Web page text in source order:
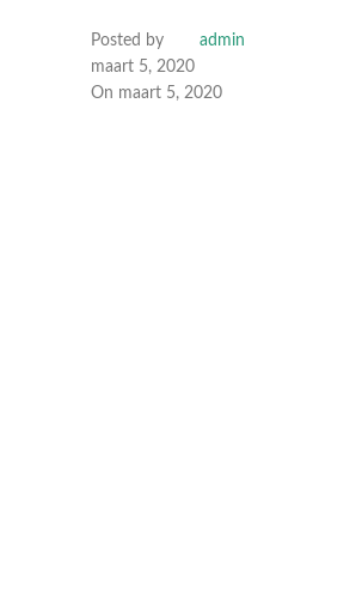
Posted by
admin
maart 5, 2020
On maart 5, 2020